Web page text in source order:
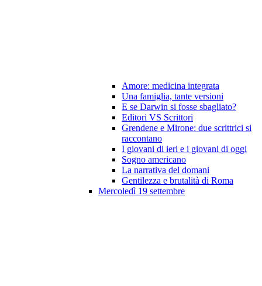
Amore: medicina integrata
Una famiglia, tante versioni
E se Darwin si fosse sbagliato?
Editori VS Scrittori
Grendene e Mirone: due scrittrici si
raccontano
I giovani di ieri e i giovani di oggi
Sogno americano
La narrativa del domani
Gentilezza e brutalità di Roma
Mercoledì 19 settembre